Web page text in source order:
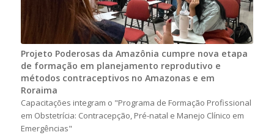
Projeto Poderosas da Amazônia cumpre nova etapa
de formação em planejamento reprodutivo e
métodos contraceptivos no Amazonas e em
Roraima
Capacitações integram o "Programa de Formação Profissional
em Obstetrícia: Contracepção, Pré-natal e Manejo Clínico em
Emergências"